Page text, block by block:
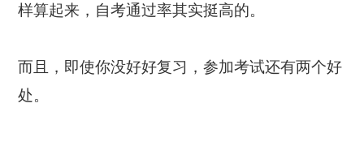
样算起来，自考通过率其实挺高的。
而且，即使你没好好复习，参加考试还有两个好
处。